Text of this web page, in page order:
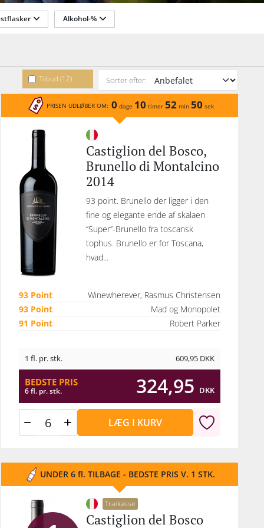
Alkohol-%
Tilbud (12) Sorter efter:
PRISEN UDLØBER OM: 0 dage 10 timer 52 min 50 sek
Castiglion del Bosco,
Brunello di Montalcino
2014
93 point. Brunello der ligger i den
fine og elegante ende af skalaen
’’Super’’-Brunello fra toscansk
tophus. Brunello er for Toscana,
hvad...
93 Point
Winewherever, Rasmus Christensen
93 Point
Mad og Monopolet
91 Point
Robert Parker
1 fl. pr. stk. 609,95 DKK
BEDSTE PRIS
6 fl. pr. stk. 324,95 DKK
LÆG I KURV
UNDER 6 fl. TILBAGE - BEDSTE PRIS V. 1 STK.
Trækasse
Castiglion del Bosco